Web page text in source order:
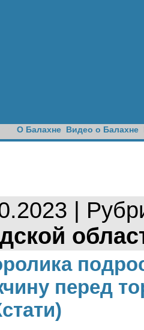
О Балахне Видео о Балахне
|
перед